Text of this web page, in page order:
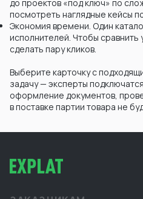
до проектов «под ключ» по
посмотреть наглядные кейсы
Экономия времени. Один
исполнителей. Чтобы
сделать пару кликов.
Выберите карточку с
задачу — эксперты
оформление документов,
в поставке партии товара не